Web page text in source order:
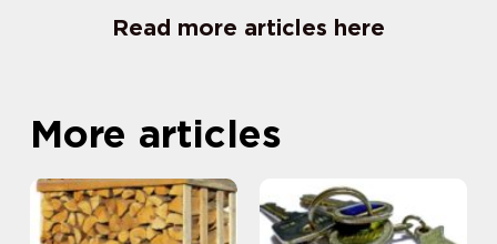
Read more articles here
More articles